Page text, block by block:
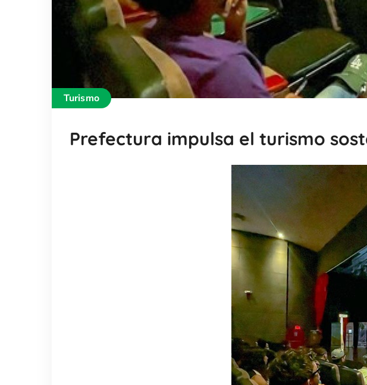
Turismo
Prefectura impulsa el turismo